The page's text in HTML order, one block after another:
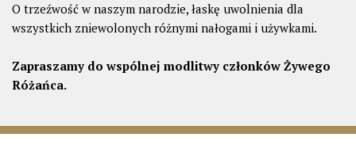
O trzeźwość w naszym narodzie, łaskę uwolnienia dla
wszystkich zniewolonych różnymi nałogami i używkami.
Zapraszamy do wspólnej modlitwy członków Żywego
Różańca.